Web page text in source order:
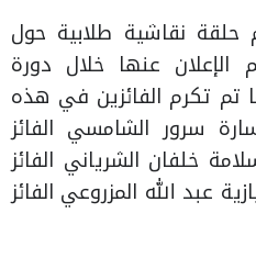
نقاشية طلابية حول
الإعلان عنها خلال دورة
تم تكرم الفائزين في هذه
سرور الشامسي الفائز
خلفان الشرياني الفائز
عبد الله المزروعي الفائز